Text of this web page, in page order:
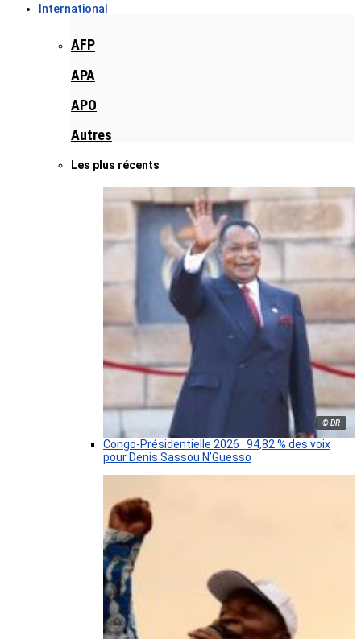
International
AFP
APA
APO
Autres
Les plus récents
© DR
Congo-Présidentielle 2026 : 94,82 % des voix
pour Denis Sassou N’Guesso